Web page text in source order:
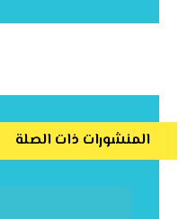
المنشورات ذات الصلة